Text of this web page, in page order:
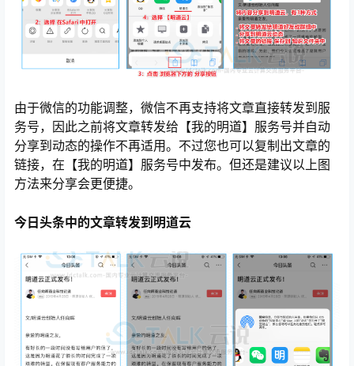
由于微信的功能调整，微信不再支持将文章直接转发到服
务号，因此之前将文章转发给【我的明道】服务号并自动
分享到动态的操作不再适用。不过您也可以复制出文章的
链接，在【我的明道】服务号中发布。但还是建议以上图
方法来分享会更便捷。
今日头条中的文章转发到明道云